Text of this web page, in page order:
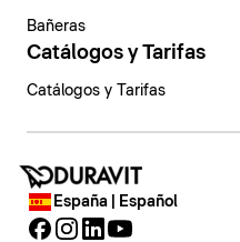
Bañeras
Catálogos y Tarifas
Catálogos y Tarifas
España | Español